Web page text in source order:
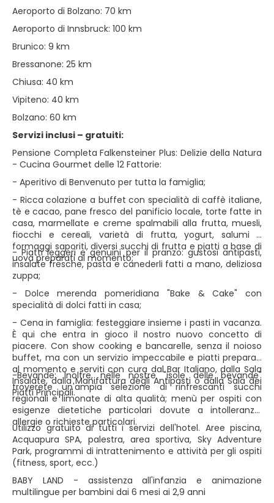
Aeroporto di Bolzano: 70 km
Aeroporto di Innsbruck: 100 km
Brunico: 9 km
Bressanone: 25 km
Chiusa: 40 km
Vipiteno: 40 km
Bolzano: 60 km
Servizi inclusi – gratuiti:
Pensione Completa Falkensteiner Plus: Delizie della Natura
- Cucina Gourmet delle 12 Fattorie:
- Aperitivo di Benvenuto per tutta la famiglia;
- Ricca colazione a buffet con specialità di caffè italiane,
tè e cacao, pane fresco del panificio locale, torte fatte in
casa, marmellate e creme spalmabili alla frutta, muesli,
fiocchi e cereali, varietà di frutta, yogurt, salumi e
formaggi saporiti, diversi succhi di frutta e piatti a base di
uova preparati al momento;
- Piatti leggeri e genuini per il pranzo: gustosi antipasti,
insalate fresche, pasta e canederli fatti a mano, deliziosa
zuppa;
- Dolce merenda pomeridiana "Bake & Cake" con
specialità di dolci fatti in casa;
- Cena in famiglia: festeggiare insieme i pasti in vacanza.
È qui che entra in gioco il nostro nuovo concetto di
piacere. Con show cooking e bancarelle, senza il noioso
buffet, ma con un servizio impeccabile e piatti preparati
al momento e serviti con cura dal Bar Italiano, dalla Sala
Insalate, dalla Manifattura degli Antipasti o dalla Sala dei
Piatti Principali.
-Bevande: Inoltre, nelle nostre "isole delle bevande"
troverete un'ampia selezione di rinfrescanti succhi
regionali e limonate di alta qualità; menù per ospiti con
esigenze dietetiche particolari dovute a intolleranze,
allergie o richieste particolari.
Utilizzo gratuito di tutti i servizi dell'hotel. Aree piscina,
Acquapura SPA, palestra, area sportiva, Sky Adventure
Park, programmi di intrattenimento e attività per gli ospiti
(fitness, sport, ecc.)
BABY LAND - assistenza all'infanzia e animazione
multilingue per bambini dai 6 mesi ai 2,9 anni